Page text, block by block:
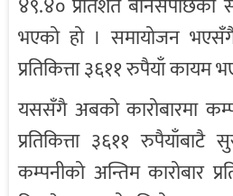
भएको हो । समायोजन
प्रतिकित्ता ३६११ रुपैयाँ कायम
यससँगै अबको कारोबारमा
प्रतिकित्ता ३६११
कम्पनीको अन्तिम कारोबार